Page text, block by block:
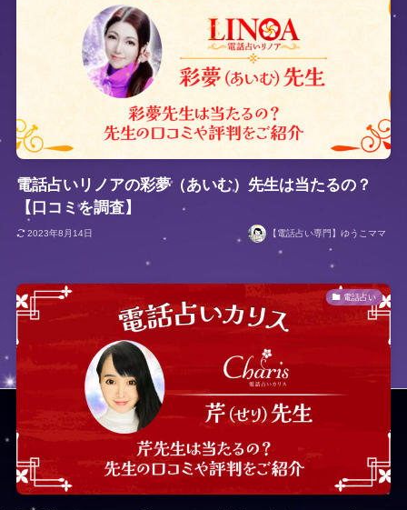
電話占いリノアの彩夢（あいむ）先生は当たるの？
【口コミを調査】
2023年8月14日 【電話占い専門】ゆうこママ
電話占い